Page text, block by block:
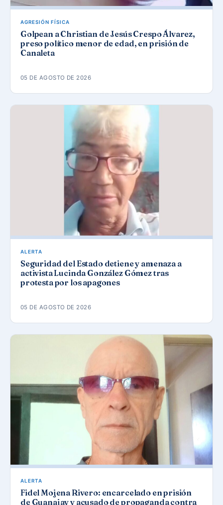
AGRESIÓN FÍSICA
Golpean a Christian de Jesús Crespo Álvarez,
preso político menor de edad, en prisión de
Canaleta
05 DE AGOSTO DE 2026
ALERTA
Seguridad del Estado detiene y amenaza a
activista Lucinda González Gómez tras
protesta por los apagones
05 DE AGOSTO DE 2026
ALERTA
Fidel Mojena Rivero: encarcelado en prisión
de Guanajay y acusado de propaganda contra